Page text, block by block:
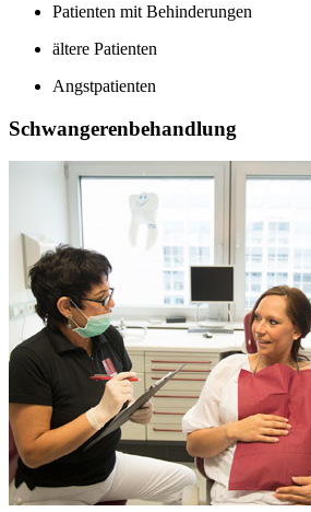
Patienten mit Behinderungen
ältere Patienten
Angstpatienten
Schwangerenbehandlung